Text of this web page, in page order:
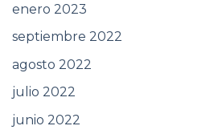
enero 2023
septiembre 2022
agosto 2022
julio 2022
junio 2022